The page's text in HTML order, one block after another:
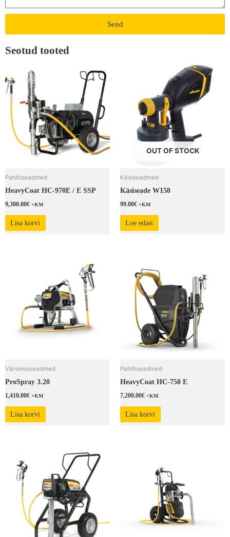
Send
Seotud tooted
Pahtliseadmed
HeavyCoat HC-970E / E SSP
9,300.00€ +KM
Lisa korvi
OUT OF STOCK
Käsiseadmed
Käsiseade W150
99.00€ +KM
Loe edasi
Värvimisseadmed
ProSpray 3.20
1,410.00€ +KM
Lisa korvi
Pahtliseadmed
HeavyCoat HC-750 E
7,200.00€ +KM
Lisa korvi